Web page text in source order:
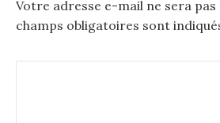
Votre adresse e-mail ne sera pas
champs obligatoires sont